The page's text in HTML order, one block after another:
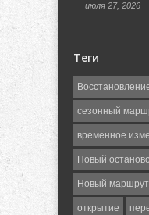
июля 27, 2026
Теги
сезонный
временное
Новый
Новый маршрут
открытие